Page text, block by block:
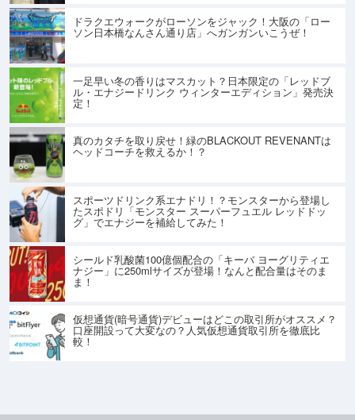
ドラクエウォークがローソンをジャック！大阪の「ロー
ソン日本橋なんさん通り店」へガンガンいこうぜ！
一足早い冬の香りはマスカット？日本限定の「レッドブ
ル・エナジードリンク ウィンターエディション」発売決
定！
真のカタチを取り戻せ！緑のBLACKOUT REVENANTは
ヘッドコーチを救えるか！？
スポーツドリンク系エナドリ！？モンスターから登場し
たスポドリ「モンスター スーパーフュエル レッドドッ
グ」でエナジーを補給してみた！
シールド乳酸菌100億個配合の「キーバ ヨーグリティエ
ナジー」に250mlサイズが登場！なんと配合量はそのま
ま！
仮想通貨(暗号通貨)デビューはどこの取引所がオススメ？
口座開設って大変なの？人気仮想通貨取引所を徹底比
較！